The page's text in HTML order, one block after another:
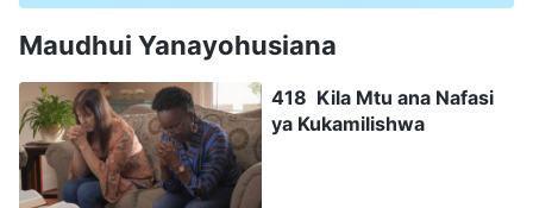
Maudhui Yanayohusiana
418 Kila Mtu ana Nafasi
ya Kukamilishwa